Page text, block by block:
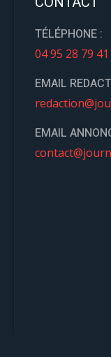
TÉLÉPHONE :
04 95 28 79 41
EMAIL
EMAIL